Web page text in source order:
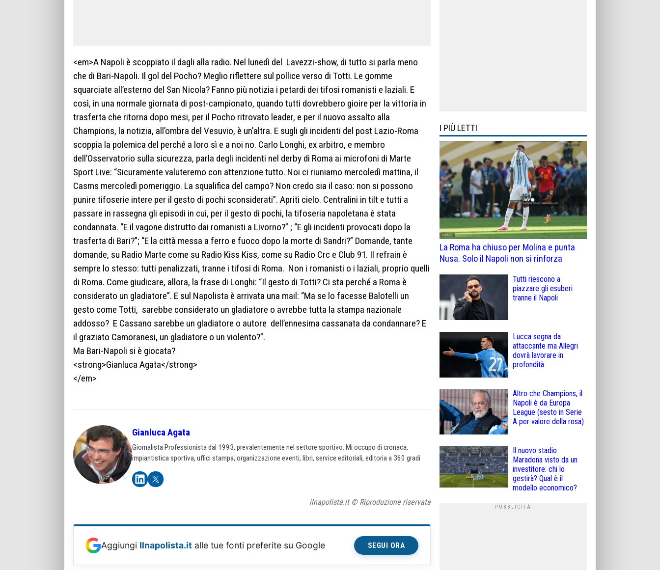
<em>A Napoli è scoppiato il dagli alla radio. Nel lunedì del Lavezzi-show, di tutto si parla meno
che di Bari-Napoli. Il gol del Pocho? Meglio riflettere sul pollice verso di Totti. Le gomme
squarciate all’esterno del San Nicola? Fanno più notizia i petardi dei tifosi romanisti e laziali. E
così, in una normale giornata di post-campionato, quando tutti dovrebbero gioire per la vittoria in
trasferta che ritorna dopo mesi, per il Pocho ritrovato leader, e per il nuovo assalto alla
Champions, la notizia, all’ombra del Vesuvio, è un’altra. E sugli gli incidenti del post Lazio-Roma
scoppia la polemica del perché a loro sì e a noi no. Carlo Longhi, ex arbitro, e membro
dell’Osservatorio sulla sicurezza, parla degli incidenti nel derby di Roma ai microfoni di Marte
Sport Live: “Sicuramente valuteremo con attenzione tutto. Noi ci riuniamo mercoledì mattina, il
Casms mercoledì pomeriggio. La squalifica del campo? Non credo sia il caso: non si possono
punire tifoserie intere per il gesto di pochi sconsiderati”. Apriti cielo. Centralini in tilt e tutti a
passare in rassegna gli episodi in cui, per il gesto di pochi, la tifoseria napoletana è stata
condannata. “E il vagone distrutto dai romanisti a Livorno?” ; “E gli incidenti provocati dopo la
trasferta di Bari?”; “E la città messa a ferro e fuoco dopo la morte di Sandri?” Domande, tante
domande, su Radio Marte come su Radio Kiss Kiss, come su Radio Crc e Club 91. Il refrain è
sempre lo stesso: tutti penalizzati, tranne i tifosi di Roma. Non i romanisti o i laziali, proprio quelli
di Roma. Come giudicare, allora, la frase di Longhi: “Il gesto di Totti? Ci sta perché a Roma è
considerato un gladiatore”. E sul Napolista è arrivata una mail: “Ma se lo facesse Balotelli un
gesto come Totti, sarebbe considerato un gladiatore o avrebbe tutta la stampa nazionale
addosso? E Cassano sarebbe un gladiatore o autore dell’ennesima cassanata da condannare? E
il graziato Camoranesi, un gladiatore o un violento?”.
Ma Bari-Napoli si è giocata?
<strong>Gianluca Agata</strong>
</em>
Gianluca Agata
Giornalista Professionista dal 1993, prevalentemente nel settore sportivo. Mi occupo di cronaca,
impiantistica sportiva, uffici stampa, organizzazione eventi, libri, service editoriali, editoria a 360 gradi
ilnapolista.it © Riproduzione riservata
Aggiungi Ilnapolista.it alle tue fonti preferite su Google SEGUI ORA
I PIÙ LETTI
La Roma ha chiuso per Molina e punta
Nusa. Solo il Napoli non si rinforza
Tutti riescono a
piazzare gli esuberi
tranne il Napoli
Lucca segna da
attaccante ma Allegri
dovrà lavorare in
profondità
Altro che Champions, il
Napoli è da Europa
League (sesto in Serie
A per valore della rosa)
Il nuovo stadio
Maradona visto da un
investitore: chi lo
gestirà? Qual è il
modello economico?